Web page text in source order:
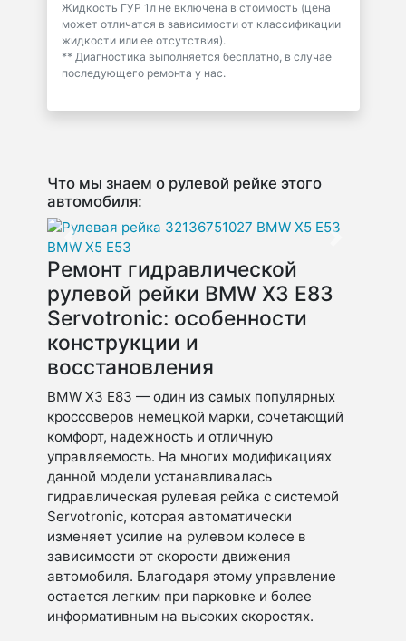
Жидкость ГУР 1л не включена в стоимость (цена
может отличатся в зависимости от классификации
жидкости или ее отсутствия).
** Диагностика выполняется бесплатно, в случае
последующего ремонта у нас.
Что мы знаем о рулевой рейке этого
автомобиля:
Предыдущее фото
Ремонт гидравлической
рулевой рейки BMW X3 E83
Servotronic: особенности
конструкции и
восстановления
BMW X3 E83 — один из самых популярных
кроссоверов немецкой марки, сочетающий
комфорт, надежность и отличную
управляемость. На многих модификациях
данной модели устанавливалась
гидравлическая рулевая рейка с системой
Servotronic, которая автоматически
изменяет усилие на рулевом колесе в
зависимости от скорости движения
автомобиля. Благодаря этому управление
остается легким при парковке и более
информативным на высоких скоростях.